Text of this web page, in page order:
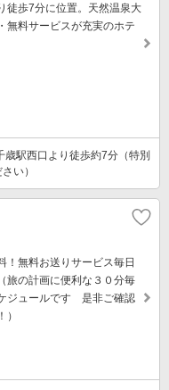
徒歩7分に位置。天然温泉大
無料サービスが充実のホテ
駅西口より徒歩約7分（特別
い）
！無料お送りサービス毎日
旅の計画に便利な３０分毎
ジュールです 是非ご確認
）